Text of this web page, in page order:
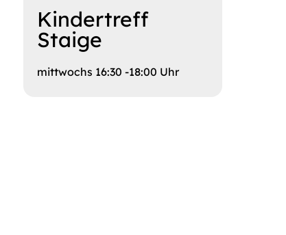
Kindertreff
Staige
mittwochs 16:30 -18:00 Uhr